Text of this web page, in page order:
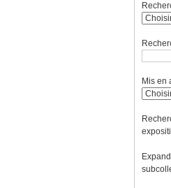
Mis en